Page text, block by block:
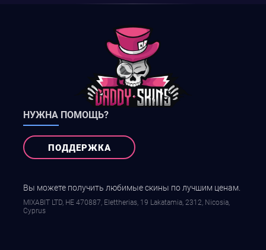
НУЖНА ПОМОЩЬ?
ПОДДЕРЖКА
Вы можете получить любимые скины по лучшим ценам.
MIXABIT LTD, ΗΕ 470887, Elettherias, 19 Lakatamia, 2312, Nicosia,
Cyprus